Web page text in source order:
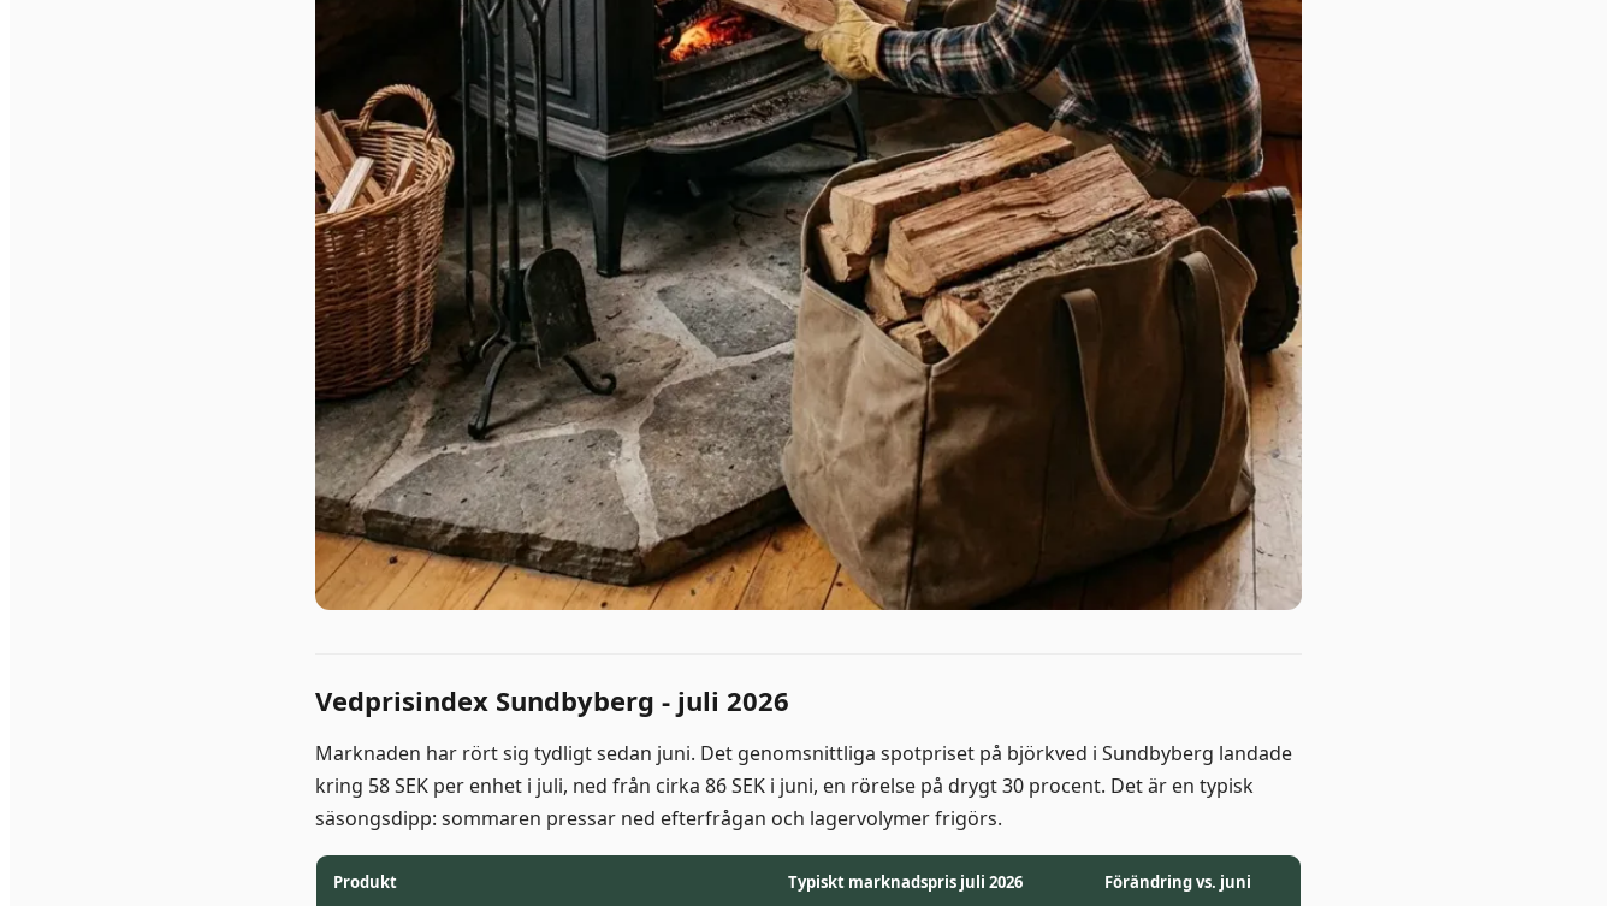
Vedprisindex Sundbyberg - juli 2026
Marknaden har rört sig tydligt sedan juni. Det genomsnittliga spotpriset på björkved i Sundbyberg landade
kring 58 SEK per enhet i juli, ned från cirka 86 SEK i juni, en rörelse på drygt 30 procent. Det är en typisk
säsongsdipp: sommaren pressar ned efterfrågan och lagervolymer frigörs.
Produkt Typiskt marknadspris juli 2026 Förändring vs. juni